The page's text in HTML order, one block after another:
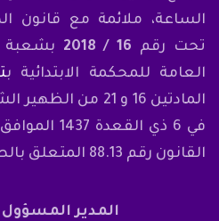
الساعة، ملائمة مع قانون
تحت رقم 16 / 2018
بشعبة
العامة للمحكمة الابتدائية ب
القانون رقم 88.13 المتعلق بالصحافة والنشر.
المدير المسؤول